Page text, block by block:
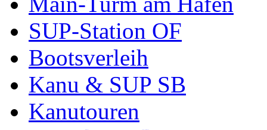
SUP-Station OF
Bootsverleih
Kanu & SUP SB
Kanutouren